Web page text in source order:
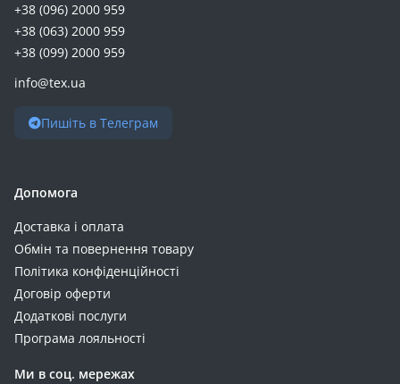
+38 (096) 2000 959
+38 (063) 2000 959
+38 (099) 2000 959
info@tex.ua
Пишіть в Телеграм
Допомога
Доставка і оплата
Обмін та повернення товару
Політика конфіденційності
Договір оферти
Додаткові послуги
Програма лояльності
Ми в соц. мережах